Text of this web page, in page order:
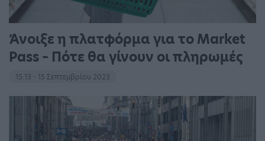
Άνοιξε η πλατφόρμα για το Market
Pass – Πότε θα γίνουν οι πληρωμές
15:13 - 15 Σεπτεμβρίου 2023